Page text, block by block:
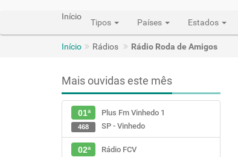
Início
Tipos Países Estados
Início Rádios Rádio Roda de Amigos
Mais ouvidas este mês
01ª
Plus Fm Vinhedo 1
SP - Vinhedo
468
02ª
Rádio FCV